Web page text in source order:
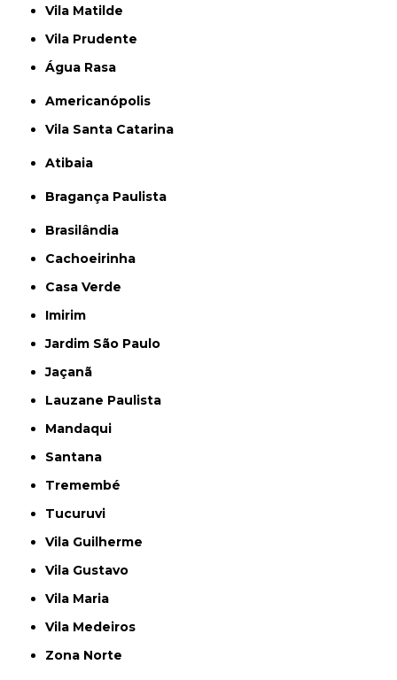
Vila Matilde
Vila Prudente
Água Rasa
Americanópolis
Vila Santa Catarina
Atibaia
Bragança Paulista
Brasilândia
Cachoeirinha
Casa Verde
Imirim
Jardim São Paulo
Jaçanã
Lauzane Paulista
Mandaqui
Santana
Tremembé
Tucuruvi
Vila Guilherme
Vila Gustavo
Vila Maria
Vila Medeiros
Zona Norte